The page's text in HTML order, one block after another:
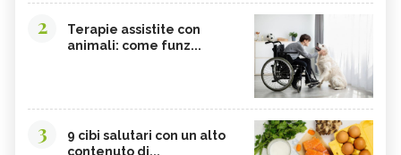
2
Terapie assistite con
animali: come funz...
3
9 cibi salutari con un alto
contenuto di...